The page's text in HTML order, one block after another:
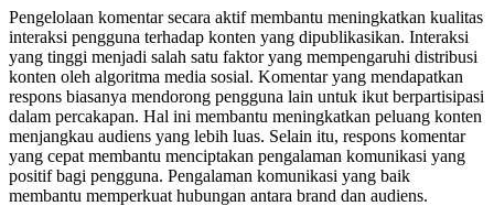
Pengelolaan komentar secara aktif membantu meningkatkan kualitas
interaksi pengguna terhadap konten yang dipublikasikan. Interaksi
yang tinggi menjadi salah satu faktor yang mempengaruhi distribusi
konten oleh algoritma media sosial. Komentar yang mendapatkan
respons biasanya mendorong pengguna lain untuk ikut berpartisipasi
dalam percakapan. Hal ini membantu meningkatkan peluang konten
menjangkau audiens yang lebih luas. Selain itu, respons komentar
yang cepat membantu menciptakan pengalaman komunikasi yang
positif bagi pengguna. Pengalaman komunikasi yang baik
membantu memperkuat hubungan antara brand dan audiens.